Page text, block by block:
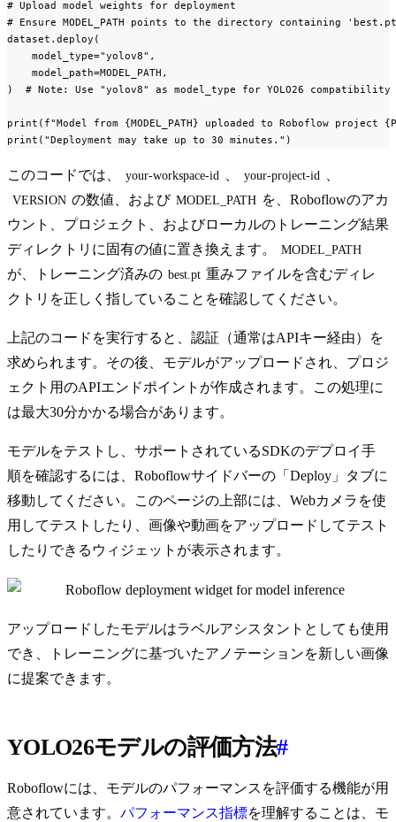
# Upload model weights for deployment
# Ensure MODEL_PATH points to the directory containing
dataset.deploy(
    model_type="yolov8",
    model_path=MODEL_PATH,
)  # Note: Use "yolov8" as model_type for YOLO26 compatibility
print(f"Model from {MODEL_PATH} uploaded to Roboflow project
print("Deployment may take up to 30 minutes.")
このコードでは、 your-workspace-id your-project-id
VERSION の数値、および MODEL_PATH を、Roboflowのアカ
ウント、プロジェクト、およびローカルのトレーニング結果
ディレクトリに固有の値に置き換えます。
MODEL_PATH
が、トレーニング済みの best.pt 重みファイルを含むディレ
クトリを正しく指していることを確認してください。
上記のコードを実行すると、認証（通常はAPIキー経由）を
求められます。その後、モデルがアップロードされ、プロジ
ェクト用のAPIエンドポイントが作成されます。この処理に
は最大30分かかる場合があります。
モデルをテストし、サポートされているSDKのデプロイ手
順を確認するには、Roboflowサイドバーの「Deploy」タブに
移動してください。このページの上部には、Webカメラを使
用してテストしたり、画像や動画をアップロードしてテスト
したりできるウィジェットが表示されます。
アップロードしたモデルはラベルアシスタントとしても使用
でき、トレーニングに基づいたアノテーションを新しい画像
に提案できます。
YOLO26モデルの評価方法#
Roboflowには、モデルのパフォーマンスを評価する機能が用
意されています。 パフォーマンス指標を理解することは、モ